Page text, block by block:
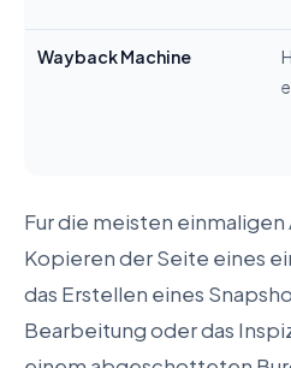
Wayback Machine
Fur die meisten einmaligen
Kopieren der Seite eines
das Erstellen eines
Bearbeitung oder das